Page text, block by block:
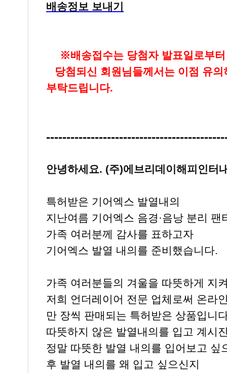
배송정보 보내기
※배송접수는 당첨자 발표일로부
당첨되신 회원님들께서는 이점 유
부탁드립니다.
안녕하세요. (주)에브리데이해피인터
특허받은 기어엑스 발열내의
지난여름 기어엑스 음경·음낭 분리
가족 여러분께 감사를 표하고자
기어엑스 발열 내의를 준비했습니다.
가족 여러분들의 겨울을 따뜻하게 지
저희 언더레이어 전문 업체로써 온라
만 장씩 판매되는 특허받은 상품입니
따뜻하지 않은 발열내의를 입고 계시
정말 따뜻한 발열 내의를 입어보고
후 발열 내의를 왜 입고 싶으신지